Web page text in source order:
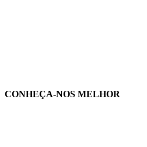
CONHEÇA-NOS MELHOR